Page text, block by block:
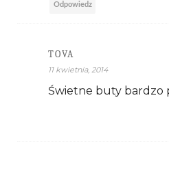
Odpowiedz
TOVA
11 kwietnia, 2014
Świetne buty bardzo